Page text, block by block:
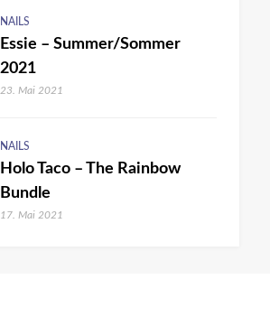
NAILS
Essie – Summer/Sommer
2021
23. Mai 2021
NAILS
Holo Taco – The Rainbow
Bundle
17. Mai 2021